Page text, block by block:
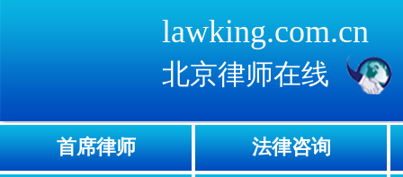
lawking.com.cn
北京律师在线
首席律师 法律咨询